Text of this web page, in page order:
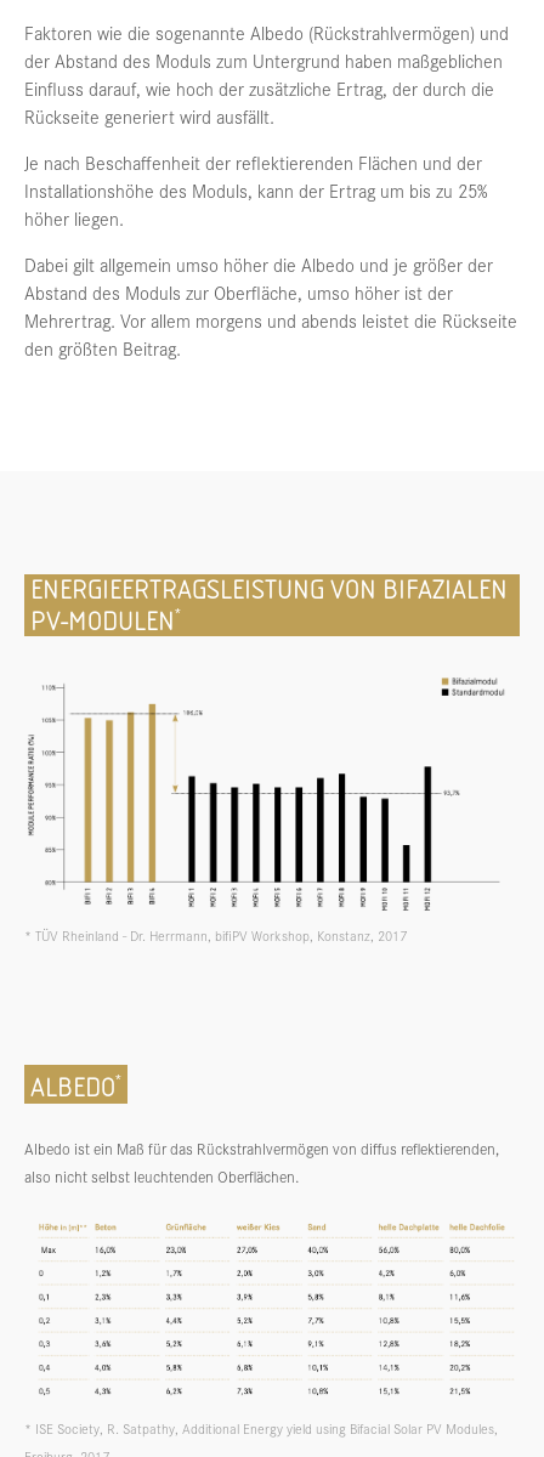
Faktoren wie die sogenannte Albedo (Rückstrahlvermögen) und
der Abstand des Moduls zum Untergrund haben maßgeblichen
Einfluss darauf, wie hoch der zusätzliche Ertrag, der durch die
Rückseite generiert wird ausfällt.
Je nach Beschaffenheit der reflektierenden Flächen und der
Installationshöhe des Moduls, kann der Ertrag um bis zu 25%
höher liegen.
Dabei gilt allgemein umso höher die Albedo und je größer der
Abstand des Moduls zur Oberfläche, umso höher ist der
Mehrertrag. Vor allem morgens und abends leistet die Rückseite
den größten Beitrag.
ENERGIEERTRAGSLEISTUNG VON BIFAZIALEN
PV-MODULEN*
* TÜV Rheinland - Dr. Herrmann, bifiPV Workshop, Konstanz, 2017
ALBEDO*
Albedo ist ein Maß für das Rückstrahlvermögen von diffus reflektierenden,
also nicht selbst leuchtenden Oberflächen.
* ISE Society, R. Satpathy, Additional Energy yield using Bifacial Solar PV Modules,